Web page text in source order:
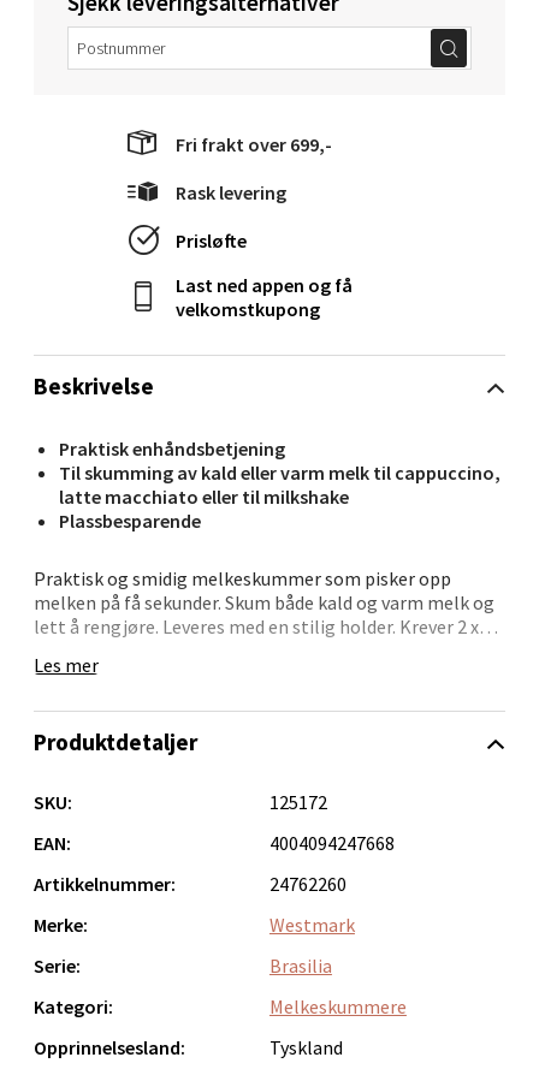
Beskrivelse
Praktisk enhåndsbetjening
Til skumming av kald eller varm melk til cappuccino,
latte macchiato eller til milkshake
Plassbesparende
Praktisk og smidig melkeskummer som pisker opp
melken på få sekunder. Skum både kald og varm melk og
lett å rengjøre. Leveres med en stilig holder. Krever 2 x
24.8 x 1.6 x 1.6 cmMateriale: Rustfritt stål
Les mer
Fri frakt over 699,-
Rask levering
Prisløfte
Last ned appen og få
velkomstkupong
Produktdetaljer
SKU:
125172
EAN:
4004094247668
Artikkelnummer:
24762260
Merke:
Westmark
Serie:
Brasilia
Kategori:
Melkeskummere
Opprinnelsesland:
Tyskland
Velg
Skarvøyveien 55, 4517 Mandal
Åpent i dag 10-20
0 i butikk
Velg
Mo i Rana - Thon Senter Mo i Rana
Fridtjof Nansensgate 22, 8622 Mo i Rana
0 i butikk
Langelandsvegen 25, 6010 Ålesund